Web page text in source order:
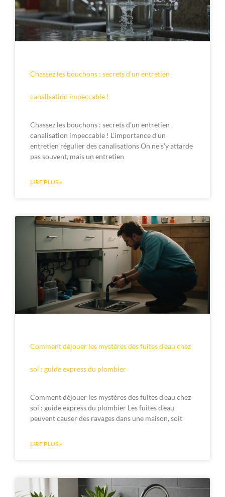
Chassez les bouchons : secrets d’un entretien
canalisation impeccable !
Chassez les bouchons : secrets d’un entretien
canalisation impeccable ! L’importance d’un
entretien régulier des canalisations On ne s’y attarde
pas souvent, mais un entretien
LIRE PLUS »
Comment déjouer les mystères des fuites d’eau chez
soi : guide express du plombier
Comment déjouer les mystères des fuites d’eau chez
soi : guide express du plombier Les fuites d’eau
peuvent causer des ravages dans une maison, soit
LIRE PLUS »